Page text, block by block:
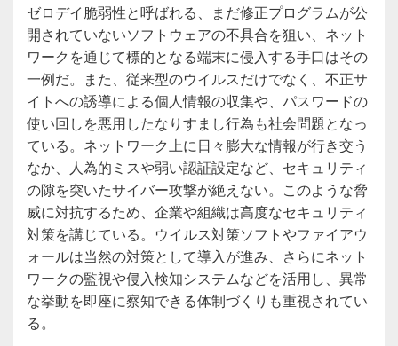
ゼロデイ脆弱性と呼ばれる、まだ修正プログラムが公
開されていないソフトウェアの不具合を狙い、ネット
ワークを通じて標的となる端末に侵入する手口はその
一例だ。また、従来型のウイルスだけでなく、不正サ
イトへの誘導による個人情報の収集や、パスワードの
使い回しを悪用したなりすまし行為も社会問題となっ
ている。ネットワーク上に日々膨大な情報が行き交う
なか、人為的ミスや弱い認証設定など、セキュリティ
の隙を突いたサイバー攻撃が絶えない。このような脅
威に対抗するため、企業や組織は高度なセキュリティ
対策を講じている。ウイルス対策ソフトやファイアウ
ォールは当然の対策として導入が進み、さらにネット
ワークの監視や侵入検知システムなどを活用し、異常
な挙動を即座に察知できる体制づくりも重視されてい
る。